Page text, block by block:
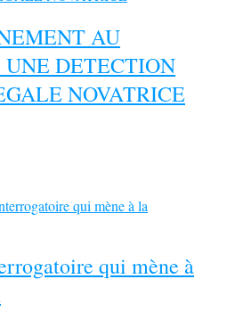
AU
DETECTION
NOVATRICE
qui mène à